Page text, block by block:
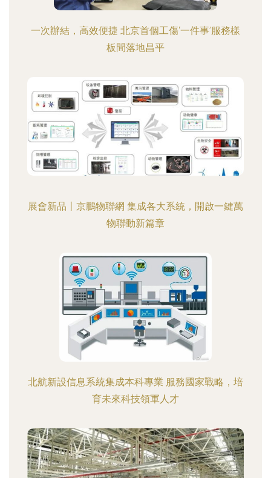
一次辦結，高效便捷 北京首個工傷‘一件事’服務樣
板間落地昌平
展會新品丨京鵬物聯網 集成各大系統，開啟一鍵萬
物聯動新篇章
北航新設信息系統集成本科專業 服務國家戰略，培
育未來科技領軍人才